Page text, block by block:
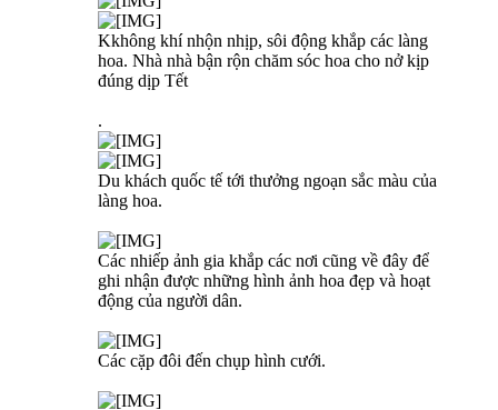
Kkhông khí nhộn nhịp, sôi động khắp các làng
hoa. Nhà nhà bận rộn chăm sóc hoa cho nở kịp
đúng dịp Tết
.
Du khách quốc tế tới thưởng ngoạn sắc màu của
làng hoa.
Các nhiếp ảnh gia khắp các nơi cũng về đây để
ghi nhận được những hình ảnh hoa đẹp và hoạt
động của người dân.
Các cặp đôi đến chụp hình cưới.